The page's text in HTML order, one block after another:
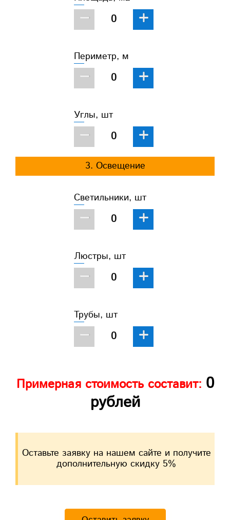
− +
Периметр, м
− +
Углы, шт
− +
3. Освещение
Светильники, шт
− +
Люстры, шт
− +
Трубы, шт
− +
Примерная стоимость составит: 0
рублей
Оставьте заявку на нашем сайте и получите
дополнительную скидку 5%